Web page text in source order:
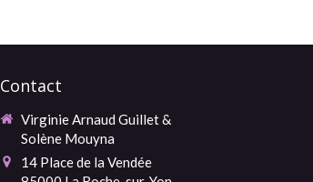
Contact
Virginie Arnaud Guillet &
Solène Mouyna
14 Place de la Vendée